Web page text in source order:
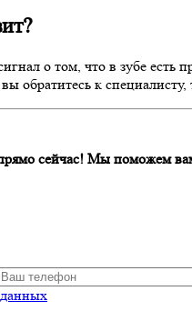
о том, что в зубе
обратитесь к
сейчас! Мы поможем